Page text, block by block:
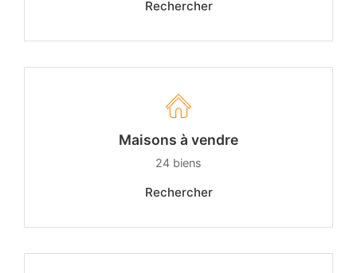
Rechercher
Maisons à vendre
24 biens
Rechercher